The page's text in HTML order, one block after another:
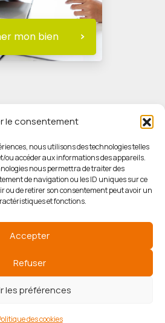
le consentement
nous utilisons des technologies telles
ou accéder aux informations des appareils.
nous permettra de traiter des
de navigation ou les ID uniques sur ce
ou de retirer son consentement peut avoir un
et fonctions.
Accepter
Refuser
les préférences
des cookies
mon bien
IMMOBILIER
Mentions légales
Politique des cookies